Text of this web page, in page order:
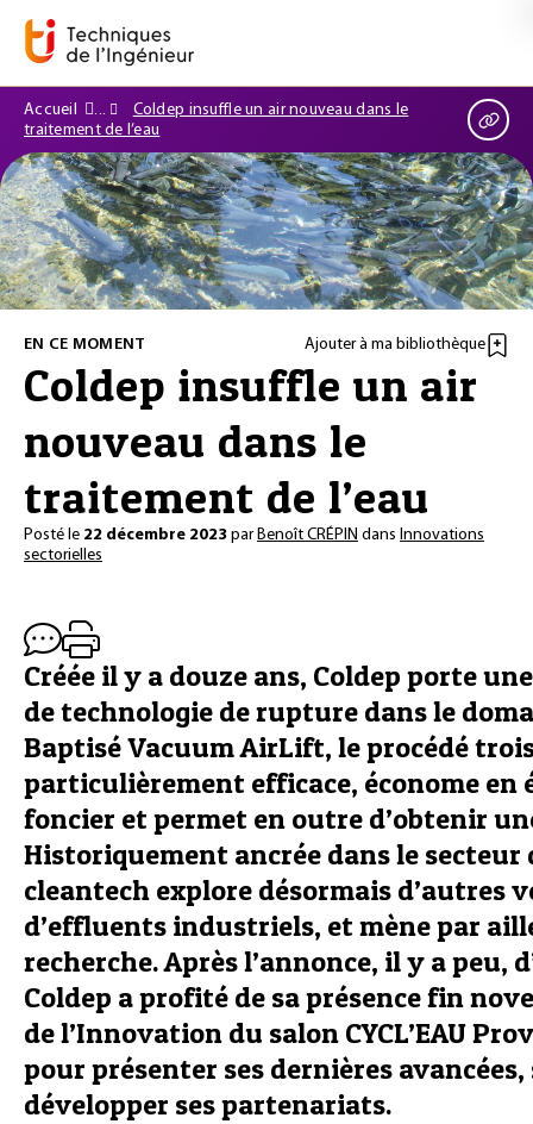
Accueil
Coldep insuffle un air nouveau dans le
traitement de l’eau
EN CE MOMENT Ajouter à ma bibliothèque
Coldep insuffle un air
nouveau dans le
traitement de l’eau
Posté le 22 décembre 2023 parBenoît CRÉPIN dans Innovations
sectorielles
Créée il y a douze ans, Coldep porte
de technologie de rupture dans le
Baptisé Vacuum AirLift, le procédé
particulièrement efficace, économe en
foncier et permet en outre d’obtenir
Historiquement ancrée dans le secteur
cleantech explore désormais d’autres
d’effluents industriels, et mène par
recherche. Après l’annonce, il y a peu,
Coldep a profité de sa présence fin
de l’Innovation du salon CYCL’EAU
pour présenter ses dernières
développer ses partenariats.